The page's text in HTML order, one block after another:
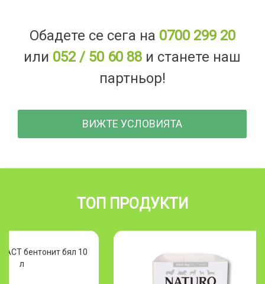
Обадете се сега на 0700 299 20
или 052 / 50 60 88 и станете наш
партньор!
ВИЖТЕ УСЛОВИЯТА
ТОП ПРОДУКТИ